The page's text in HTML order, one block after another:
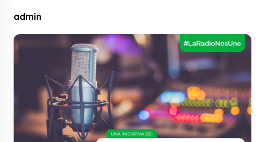
admin